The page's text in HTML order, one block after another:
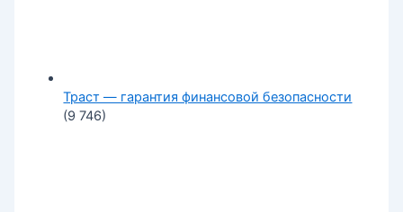
Траст — гарантия финансовой безопасности
(9 746)